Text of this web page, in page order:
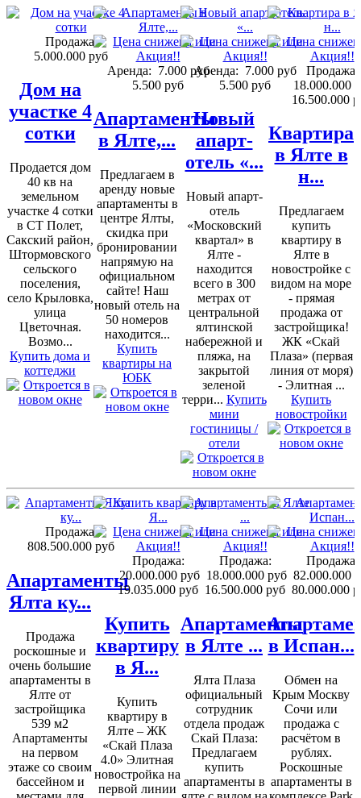
Продажа:
5.000.000 руб
Дом на
участке 4
сотки
Продается дом
40 кв на
земельном
участке 4 сотки
в СТ Полет,
Сакский район,
Штормовского
сельского
поселения,
село Крыловка,
улица
Цветочная.
Возмо...
Купить дома и
коттеджи
Аренда: 7.000 руб
5.500 руб
Апартаменты
в Ялте,...
Предлагаем в
аренду новые
апартаменты в
центре Ялты,
скидка при
бронировании
напрямую на
официальном
сайте! Наш
новый отель на
50 номеров
находится...
Купить
квартиры на
ЮБК
Аренда: 7.000 руб
5.500 руб
Новый
апарт-
отель «...
Новый апарт-
отель
«Московский
квартал» в
Ялте -
находится
всего в 300
метрах от
центральной
ялтинской
набережной и
пляжа, на
закрытой
зеленой
терри... Купить
мини
гостиницы /
отели
Продажа:
18.000.000
16.500.000
Квартира
в Ялте в
н...
Предлагаем
купить
квартиру в
Ялте в
новостройке с
видом на море
- прямая
продажа от
застройщика!
ЖК «Скай
Плаза» (первая
линия от моря)
- Элитная ...
Купить
новостройки
Продажа:
808.500.000 руб
Апартаменты
Ялта ку...
Продажа
роскошные и
очень большие
апартаменты в
Ялте от
застройщика
539 м2
Апартаменты
на первом
этаже со своим
бассейном и
Продажа:
20.000.000 руб
19.035.000 руб
Купить
квартиру
в Я...
Купить
квартиру в
Ялте – ЖК
«Скай Плаза
4.0» Элитная
новостройка на
первой линии
Продажа:
18.000.000 руб
16.500.000 руб
Апартаменты
в Ялте ...
Ялта Плаза
официальный
сотрудник
отдела продаж
Скай Плаза:
Предлагаем
купить
апартаменты в
Продажа:
82.000.000
80.000.000
в Испан...
Обмен на
Крым Москву
Сочи или
продажа с
расчётом в
рублях.
Роскошные
апартаменты в